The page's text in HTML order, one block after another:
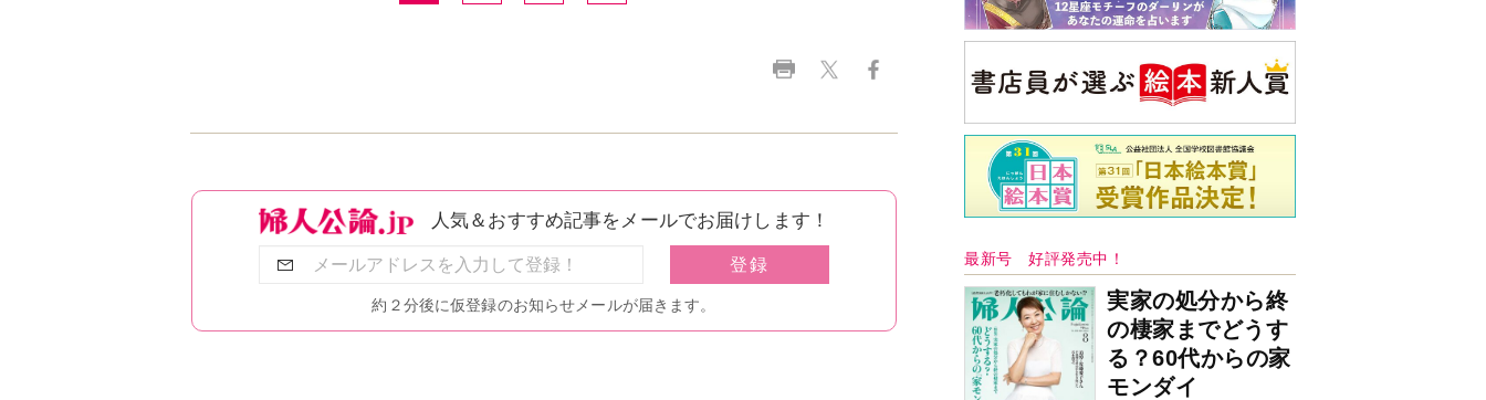
最新号 好評発売中！
実家の処分から終
の棲家までどうす
る？60代からの家
モンダイ